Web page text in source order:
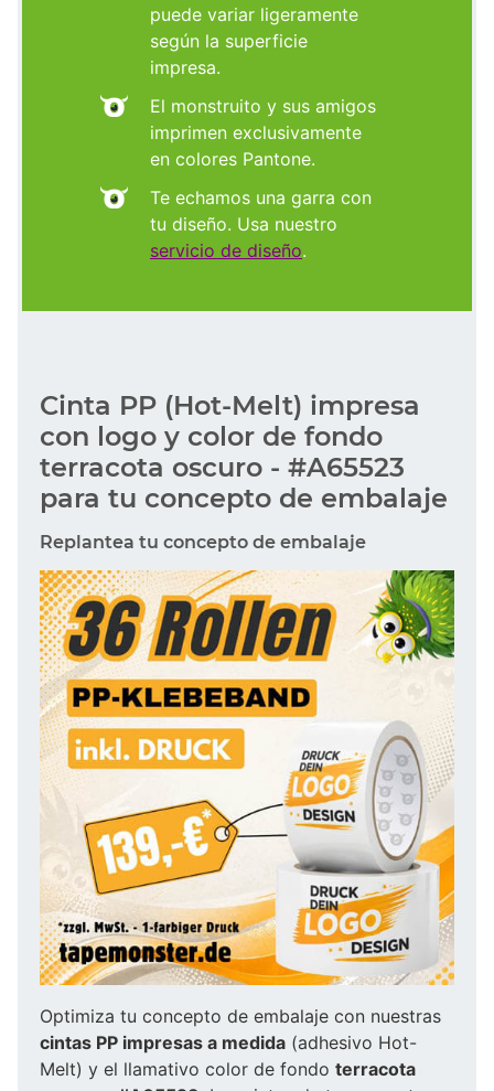
puede variar ligeramente
según la superficie
impresa.
El monstruito y sus amigos
imprimen exclusivamente
en colores Pantone.
Te echamos una garra con
tu diseño. Usa nuestro
servicio de diseño.
Cinta PP (Hot-Melt) impresa
con logo y color de fondo
terracota oscuro - #A65523
para tu concepto de embalaje
Replantea tu concepto de embalaje
Optimiza tu concepto de embalaje con nuestras
cintas PP impresas a medida (adhesivo Hot-
Melt) y el llamativo color de fondo terracota